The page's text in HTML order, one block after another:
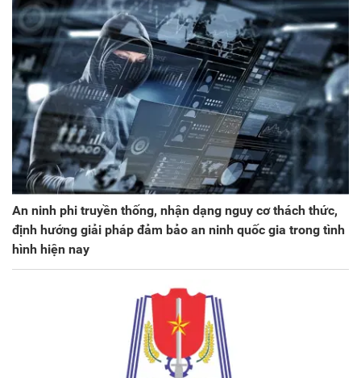
An ninh phi truyền thống, nhận dạng nguy cơ thách thức,
định hướng giải pháp đảm bảo an ninh quốc gia trong tình
hình hiện nay